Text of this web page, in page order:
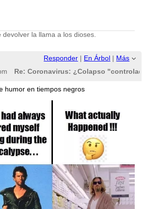
devolver la llama a los dioses.
Responder En Árbol
Más
Re: Coronavirus: ¿Colapso
humor en tiempos negros